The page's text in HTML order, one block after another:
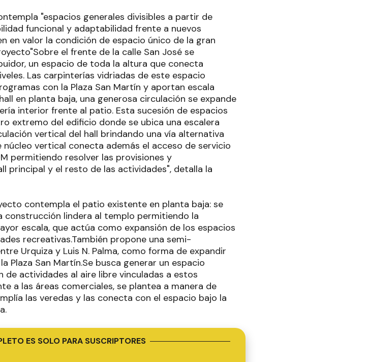
"espacios generales divisibles a partir de
funcional y adaptabilidad frente a nuevos
en valor la condición de espacio único de la gran
el frente de la calle San José se
un espacio de toda la altura que conecta
Las carpinterías vidriadas de este espacio
con la Plaza San Martín y aportan escala
en planta baja, una generosa circulación se expande
interior frente al patio. Esta sucesión de espacios
extremo del edificio donde se ubica una escalera
vertical del hall brindando una vía alternativa
vertical conecta además el acceso de servicio
permitiendo resolver las provisiones y
principal y el resto de las actividades", detalla la
contempla el patio existente en planta baja: se
construcción lindera al templo permitiendo la
escala, que actúa como expansión de los espacios
recreativas.También propone una semi-
Urquiza y Luis N. Palma, como forma de expandir
Plaza San Martín.Se busca generar un espacio
de actividades al aire libre vinculadas a estos
a las áreas comerciales, se plantea a manera de
las veredas y las conecta con el espacio bajo la
ES SOLO PARA SUSCRIPTORES